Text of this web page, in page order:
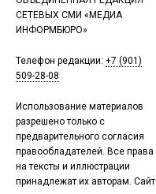
СЕТЕВЫХ СМИ «МЕДИА
ИНФОРМБЮРО»
Телефон редакции: +7 (901)
509-28-08
Использование материалов
разрешено только с
предварительного согласия
правообладателей. Все права
на тексты и иллюстрации
принадлежат их авторам. Сайт